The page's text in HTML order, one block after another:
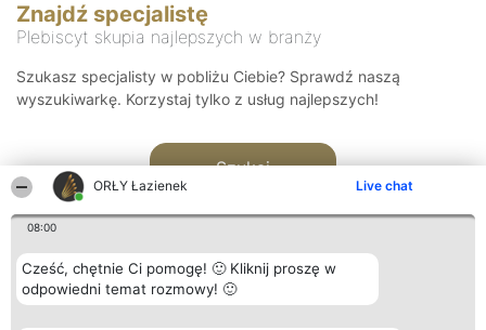
ORŁY Łazienek Live chat
08:00
Cześć, chętnie Ci pomogę! 🙂 Kliknij proszę w
odpowiedni temat rozmowy! 🙂
Znajdź specjalistę
Plebiscyt skupia najlepszych w branży
Szukasz specjalisty w pobliżu Ciebie? Sprawdź naszą
wyszukiwarkę. Korzystaj tylko z usług najlepszych!
Szukaj
Organizator plebiscytu Plebiscyt Kontakt